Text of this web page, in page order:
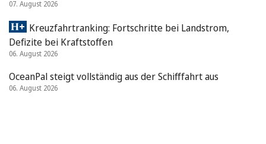
07. August 2026
Kreuzfahrtranking: Fortschritte bei Landstrom,
Defizite bei Kraftstoffen
06. August 2026
OceanPal steigt vollständig aus der Schifffahrt aus
06. August 2026